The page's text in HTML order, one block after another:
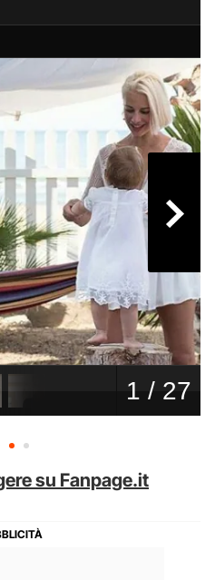
su Fanpage.it